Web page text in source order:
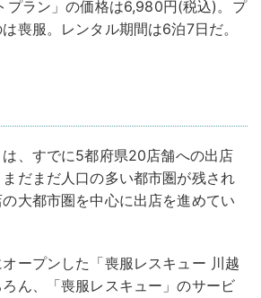
プラン」の価格は6,980円(税込)。プ
喪服。レンタル期間は6泊7日だ。
は、すでに5都府県20店舗への出店
だまだ人口の多い都市圏が残され
大都市圏を中心に出店を進めてい
ープンした「喪服レスキュー 川越
ん、「喪服レスキュー」のサービ